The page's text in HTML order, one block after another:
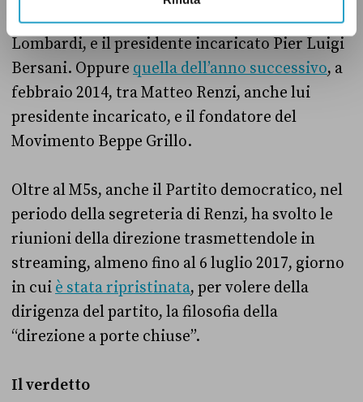
capigruppo del M5s, Vito Crimi e Roberta
Lombardi, e il presidente incaricato Pier Luigi
Bersani. Oppure quella dell’anno successivo, a
febbraio 2014, tra Matteo Renzi, anche lui
presidente incaricato, e il fondatore del
Movimento Beppe Grillo.
Oltre al M5s, anche il Partito democratico, nel
periodo della segreteria di Renzi, ha svolto le
riunioni della direzione trasmettendole in
streaming, almeno fino al 6 luglio 2017, giorno
in cui è stata ripristinata, per volere della
dirigenza del partito, la filosofia della
“direzione a porte chiuse”.
Il verdetto